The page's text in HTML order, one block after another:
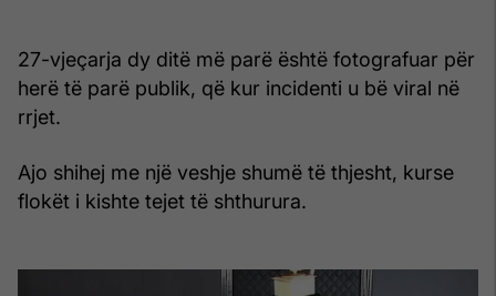
27-vjeçarja dy ditë më parë është fotografuar për
herë të parë publik, që kur incidenti u bë viral në
rrjet.
Ajo shihej me një veshje shumë të thjesht, kurse
flokët i kishte tejet të shthurura.